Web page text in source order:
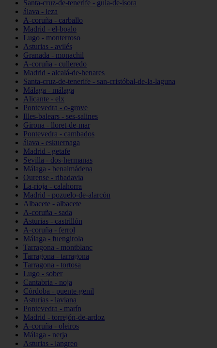
Santa-cruz-de-tenerife - guía-de-isora
álava - leza
A-coruña - carballo
Madrid - el-boalo
Lugo - monterroso
Asturias - avilés
Granada - monachil
A-coruña - culleredo
Madrid - alcalá-de-henares
Santa-cruz-de-tenerife - san-cristóbal-de-la-laguna
Málaga - málaga
Alicante - elx
Pontevedra - o-grove
Illes-balears - ses-salines
Girona - lloret-de-mar
Pontevedra - cambados
álava - eskuernaga
Madrid - getafe
Sevilla - dos-hermanas
Málaga - benalmádena
Ourense - ribadavia
La-rioja - calahorra
Madrid - pozuelo-de-alarcón
Albacete - albacete
A-coruña - sada
Asturias - castrillón
A-coruña - ferrol
Málaga - fuengirola
Tarragona - montblanc
Tarragona - tarragona
Tarragona - tortosa
Lugo - sober
Cantabria - noja
Córdoba - puente-genil
Asturias - laviana
Pontevedra - marín
Madrid - torrejón-de-ardoz
A-coruña - oleiros
Málaga - nerja
Asturias - langreo